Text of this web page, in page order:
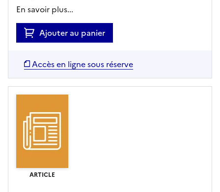
En savoir plus...
Ajouter au panier
Accès en ligne sous réserve
ARTICLE